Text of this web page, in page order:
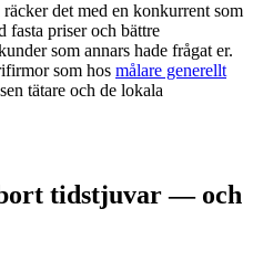
det med en konkurrent som
fasta priser och bättre
som annars hade frågat er.
som hos målare generellt
tätare och de lokala
tidstjuvar — och